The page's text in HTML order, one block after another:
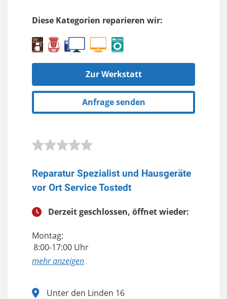
Diese Kategorien reparieren wir:
Zur Werkstatt
Anfrage senden
Reparatur Spezialist und Hausgeräte
vor Ort Service Tostedt
Derzeit geschlossen, öffnet wieder:
Montag:
8:00-17:00 Uhr
anzeigen
Unter den Linden 16